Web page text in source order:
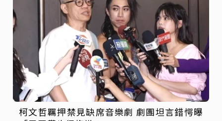
柯文哲羈押禁見缺席音樂劇 劇團坦言錯愕曝